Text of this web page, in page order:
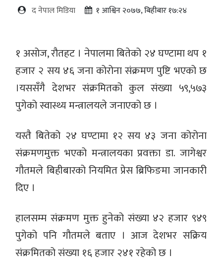
द नेपाल मिडिया १ आश्विन २०७७, बिहीबार १७:२४
१ असोज, रौतहट । नेपालमा बितेको २४ घण्टामा थप १
हजार २ सय ४६ जना कोरोना संक्रमण पुष्टि भएको छ
।यससँगै देशभर संक्रमितको कुल संख्या ५९,५७३
पुगेको स्वास्थ्य मन्त्रालयले जनाएको छ ।
यस्तै बितेको २४ घण्टामा १२ सय ४३ जना कोरोना
संक्रमणमुक्त भएको मन्त्रालयका प्रवक्ता डा. जागेश्वर
गौतमले बिहीबारको नियमित प्रेस ब्रिफिङमा जानकारी
दिए ।
हालसम्म संक्रमण मुक्त हुनेको संख्या ४२ हजार ९४९
पुगेको पनि गौतमले बताए । आज देशभर सक्रिय
संक्रमितको संख्या १६ हजार २४१ रहेको छ ।